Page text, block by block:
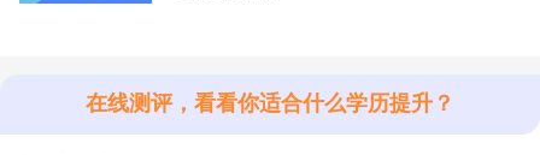
在线测评，看看你适合什么学历提升？